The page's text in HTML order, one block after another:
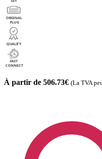
À partir de 506.73€ (La TVA